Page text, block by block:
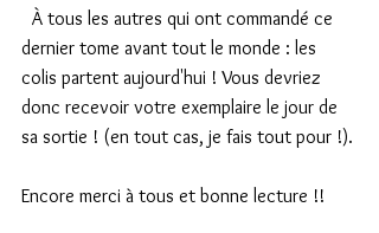
dernier tome avant tout le monde : les
colis partent aujourd'hui ! Vous devriez
donc recevoir votre exemplaire le jour de
sa sortie ! (en tout cas, je fais tout pour !).
Encore merci à tous et bonne lecture !!